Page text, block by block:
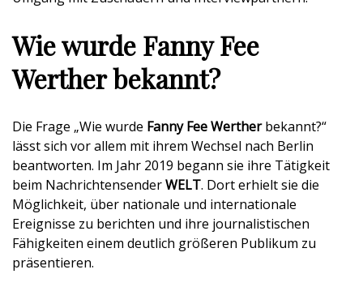
Wie wurde Fanny Fee
Werther bekannt?
Die Frage „Wie wurde Fanny Fee Wertherbekannt?“
lässt sich vor allem mit ihrem Wechsel nach Berlin
beantworten. Im Jahr 2019 begann sie ihre Tätigkeit
beim NachrichtensenderWELT. Dort erhielt sie die
Möglichkeit, über nationale und internationale
Ereignisse zu berichten und ihre journalistischen
Fähigkeiten einem deutlich größeren Publikum zu
präsentieren.